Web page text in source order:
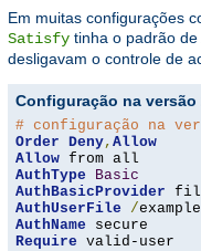
Em muitas configurações
Satisfy tinha o padrão de
desligavam o controle de
Configuração na versão
# configuração na
Order Deny, Allow
Allow
AuthType
Basic
AuthBasicProvider
AuthUserFile
/example
AuthName
Require valid-user